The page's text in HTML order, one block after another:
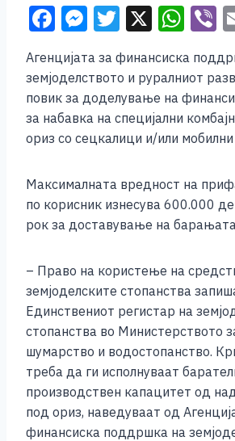
F
c
e
b
o
o
k
M
ss
e
n
g
er
T
wi
tt
er
X W
at
s
A
p
p
Агенцијата за финансиска
земјоделството и руралниот
повик за доделување на
за набавка на специјални
ориз со сецкалици и/или
Максималната вредност на
по корисник изнесува 600.000
рок за доставување на
– Право на користење на
земјоделските стопанства
Единствениот регистар на
стопанства во Министерството
шумарство и водостопанство.
треба да ги исполнуваат
производствен капацитет од
под ориз, наведуваат од
финансиска поддршка на